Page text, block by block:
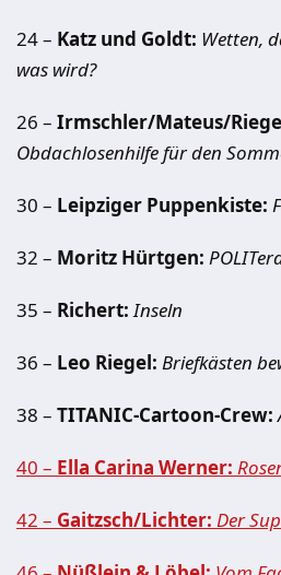
24 – Katz und Goldt: Wetten,
was wird?
26 – Irmschler/Mateus/
Obdachlosenhilfe für den
30 – Leipziger Puppenkiste:
32 – Moritz Hürtgen:
35 – Richert: Inseln
36 – Leo Riegel: Briefkästen
38 – TITANIC-Cartoon-Crew:
40 – Ella Carina Werner:
42 – Gaitzsch/Lichter: Der